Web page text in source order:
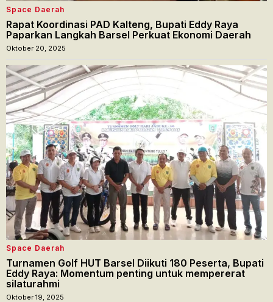
Space Daerah
Rapat Koordinasi PAD Kalteng, Bupati Eddy Raya
Paparkan Langkah Barsel Perkuat Ekonomi Daerah
Oktober 20, 2025
Space Daerah
Turnamen Golf HUT Barsel Diikuti 180 Peserta, Bupati
Eddy Raya: Momentum penting untuk mempererat
silaturahmi
Oktober 19, 2025